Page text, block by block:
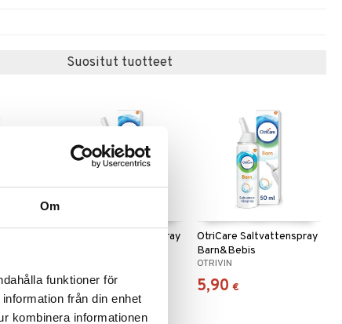
Om
funktioner för
från din enhet
kombinera informationen
Suositut tuotteet
OtriCare Saltvattenspray
5,90 €
OtriCare Saltvattenspray
Barn&Bebis
OTRIVIN
5,90 €